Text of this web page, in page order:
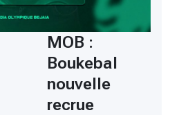
MOB :
Boukebal
nouvelle
recrue